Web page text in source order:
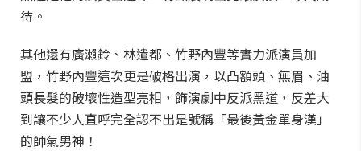
待。
其他還有廣瀨鈴、林遣都、竹野內豐等實力派演員加
盟，竹野內豐這次更是破格出演，以凸額頭、無眉、油
頭長髮的破壞性造型亮相，飾演劇中反派黑道，反差大
到讓不少人直呼完全認不出是號稱「最後黃金單身漢」
的帥氣男神！